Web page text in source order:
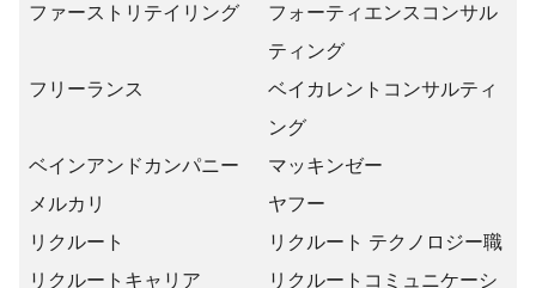
ファーストリテイリング
フォーティエンスコンサル
ティング
フリーランス
ベイカレントコンサルティ
ング
ベインアンドカンパニー
マッキンゼー
メルカリ
ヤフー
リクルート
リクルート テクノロジー職
リクルートキャリア
リクルートコミュニケーシ